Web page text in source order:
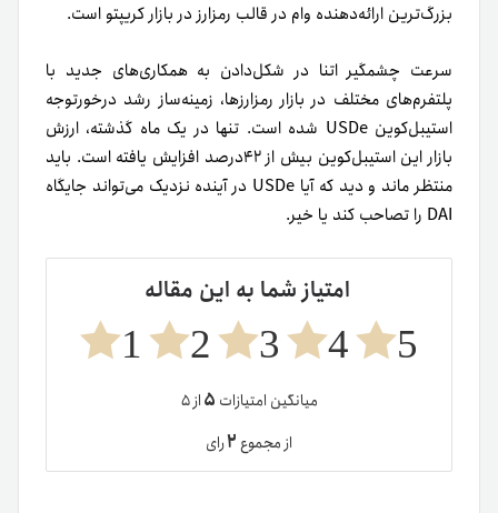
بزرگ‌ترین ارائه‌دهنده وام در قالب رمزارز در بازار کریپتو است.
سرعت چشمگیر اتنا در شکل‌دادن به‌ همکاری‌های جدید با
پلتفرم‌های مختلف در بازار رمزارزها، زمینه‌ساز رشد درخورتوجه
استیبل‌کوین USDe شده است. تنها در یک ماه گذشته، ارزش
بازار این استیبل‌کوین بیش از ۴۲درصد افزایش یافته است. باید
منتظر ماند و دید که آیا USDe در آینده نزدیک می‌تواند جایگاه
DAI را تصاحب کند یا خیر.
امتیاز شما به این مقاله
5
4
3
2
1
میانگین امتیازات ۵از ۵
از مجموع۲رای